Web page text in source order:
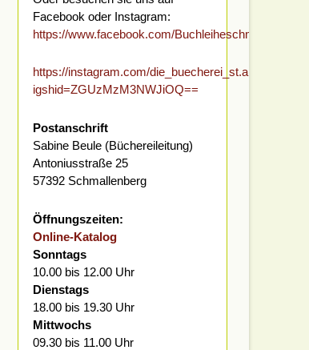
Facebook oder Instagram:
https://www.facebook.com/Buchleiheschmallenberg/
https://instagram.com/die_buecherei_st.alexander?
igshid=ZGUzMzM3NWJiOQ==
Postanschrift
Sabine Beule (Büchereileitung)
Antoniusstraße 25
57392 Schmallenberg
Öffnungszeiten:
Online-Katalog
Sonntags
10.00 bis 12.00 Uhr
Dienstags
18.00 bis 19.30 Uhr
Mittwochs
09.30 bis 11.00 Uhr